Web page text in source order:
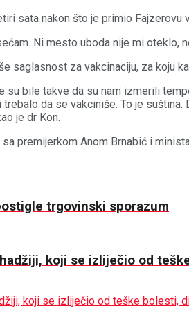
sata nakon što je primio
Ni mesto uboda nije mi oteklo,
saglasnost za vakcinaciju, za koju
su bile takve da su nam izmerili
da se vakciniše. To je
je dr Kon.
sa premijerkom Anom Brnabić i
trgovinski sporazum
koji se izliječio od